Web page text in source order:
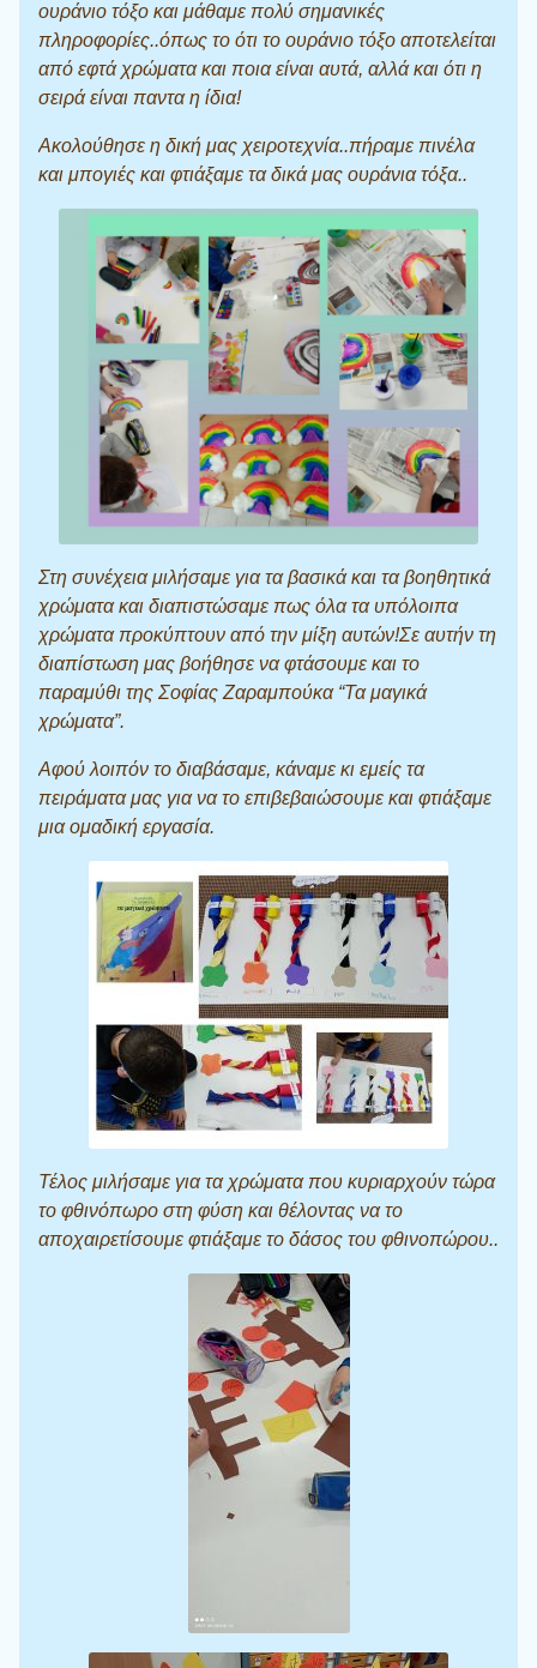
ουράνιο τόξο και μάθαμε πολύ σημανικές
πληροφορίες..όπως το ότι το ουράνιο τόξο αποτελείται
από εφτά χρώματα και ποια είναι αυτά, αλλά και ότι η
σειρά είναι παντα η ίδια!
Ακολούθησε η δική μας χειροτεχνία..πήραμε πινέλα
και μπογιές και φτιάξαμε τα δικά μας ουράνια τόξα..
Στη συνέχεια μιλήσαμε για τα βασικά και τα βοηθητικά
χρώματα και διαπιστώσαμε πως όλα τα υπόλοιπα
χρώματα προκύπτουν από την μίξη αυτών!Σε αυτήν τη
διαπίστωση μας βοήθησε να φτάσουμε και το
παραμύθι της Σοφίας Ζαραμπούκα “Τα μαγικά
χρώματα”.
Αφού λοιπόν το διαβάσαμε, κάναμε κι εμείς τα
πειράματα μας για να το επιβεβαιώσουμε και φτιάξαμε
μια ομαδική εργασία.
Τέλος μιλήσαμε για τα χρώματα που κυριαρχούν τώρα
το φθινόπωρο στη φύση και θέλοντας να το
αποχαιρετίσουμε φτιάξαμε το δάσος του φθινοπώρου..